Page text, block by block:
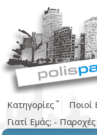
Κατηγορίες
Ποιοί
Γιατί Εμάς; - Παροχές